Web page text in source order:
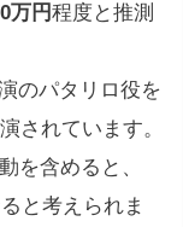
万円程度と推測
のパタリロ役を
されています。
を含めると、
と考えられま